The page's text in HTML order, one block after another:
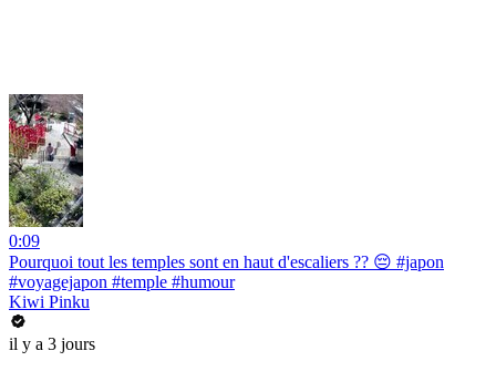
0:09
Pourquoi tout les temples sont en haut d'escaliers ?? 😔 #japon
#voyagejapon #temple #humour
Kiwi Pinku
il y a 3 jours